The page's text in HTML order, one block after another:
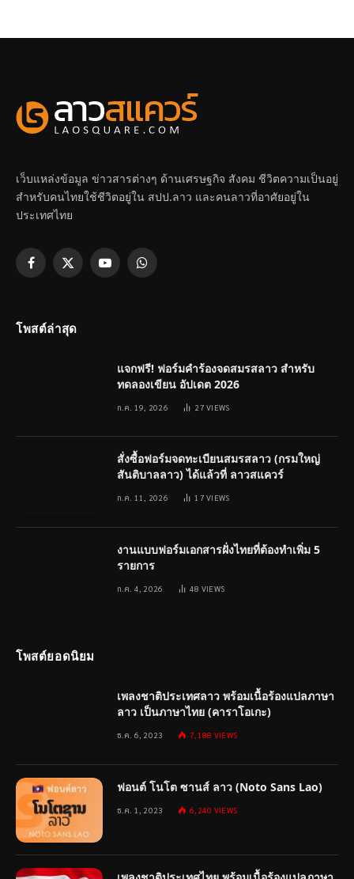
เว็บแหล่งข้อมูล ข่าวสารต่างๆ ด้านเศรษฐกิจ สังคม ชีวิตความเป็นอยู่
สำหรับคนไทยใช้ชีวิตอยู่ใน สปป.ลาว และคนลาวที่อาศัยอยู่ใน
ประเทศไทย
Facebook
X
YouTubeWhatsApp
โพสต์ล่าสุด
แจกฟรี! ฟอร์มคำร้องจดสมรสลาว สำหรับ
ทดลองเขียน อัปเดต 2026
ก.ค. 19, 2026 27VIEWS
สั่งซื้อฟอร์มจดทะเบียนสมรสลาว (กรมใหญ่
สันติบาลลาว) ได้แล้วที่ ลาวสแควร์
ก.ค. 11, 2026 17VIEWS
งานแบบฟอร์มเอกสารฝั่งไทยที่ต้องทำเพิ่ม 5
รายการ
ก.ค. 4, 2026 48 VIEWS
โพสต์ยอดนิยม
เพลงชาติประเทศลาว พร้อมเนื้อร้องแปลภาษา
ลาว เป็นภาษาไทย (คาราโอเกะ)
ธ.ค. 6, 2023 7,188 VIEWS
ฟอนต์ โนโต ซานส์ ลาว (Noto Sans Lao)
ธ.ค. 1, 2023 6,240 VIEWS